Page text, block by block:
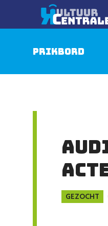
Prikbord
GEZOCHT